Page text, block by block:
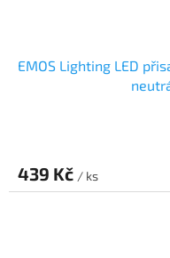
EMOS Lighting LED
439 Kč / ks